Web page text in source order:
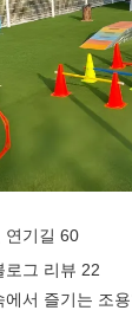
연기길 60
로그 리뷰 22
서 즐기는 조